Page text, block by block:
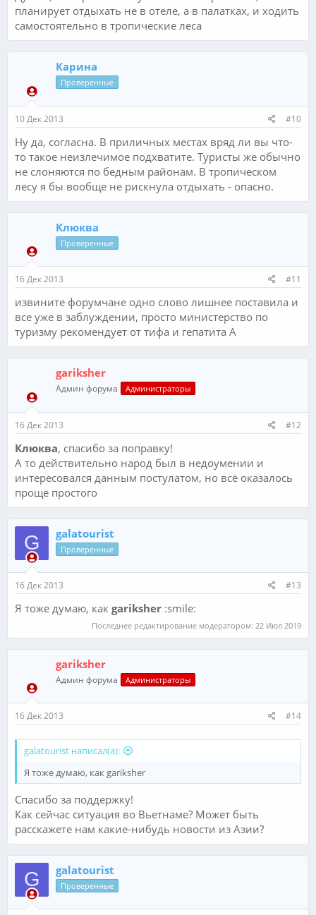
планирует отдыхать не в отеле, а в палатках, и ходить
самостоятельно в тропические леса
Карина
Проверенные
10 Дек 2013 #10
Ну да, согласна. В приличных местах вряд ли вы что-
то такое неизлечимое подхватите. Туристы же обычно
не слоняются по бедным районам. В тропическом
лесу я бы вообще не рискнула отдыхать - опасно.
Клюква
Проверенные
16 Дек 2013 #11
извините форумчане одно слово лишнее поставила и
все уже в заблуждении, просто министерство по
туризму рекомендует от тифа и гепатита А
gariksher
Админ форума Администраторы
16 Дек 2013 #12
Клюква, спасибо за поправку!
А то действительно народ был в недоумении и
интересовался данным постулатом, но всё оказалось
проще простого
G galatourist
Проверенные
16 Дек 2013 #13
Я тоже думаю, как gariksher :smile:
Последнее редактирование модератором: 22 Июл 2019
gariksher
Админ форума Администраторы
16 Дек 2013 #14
galatourist написал(а):
Я тоже думаю, как gariksher
Спасибо за поддержку!
Как сейчас ситуация во Вьетнаме? Может быть
расскажете нам какие-нибудь новости из Азии?
G galatourist
Проверенные